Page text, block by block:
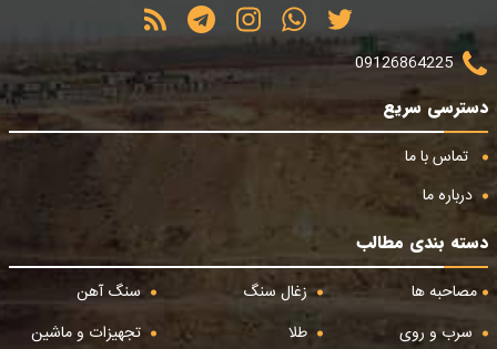
09126864225
دسترسی سریع
تماس با ما
درباره ما
دسته بندی مطالب
مصاحبه ها
زغال سنگ
سنگ آهن
سرب و روی
طلا
تجهیزات و ماشین